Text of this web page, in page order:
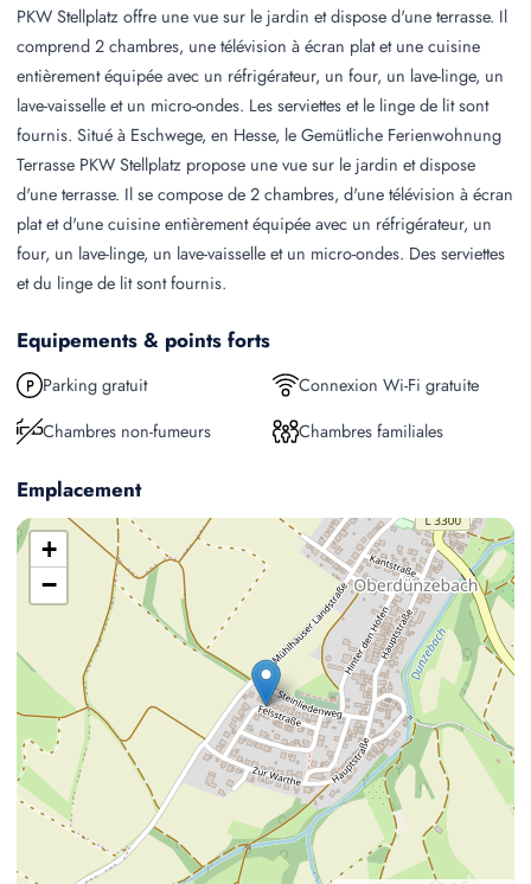
PKW Stellplatz offre une vue sur le jardin et dispose d'une terrasse. Il
comprend 2 chambres, une télévision à écran plat et une cuisine
entièrement équipée avec un réfrigérateur, un four, un lave-linge, un
lave-vaisselle et un micro-ondes. Les serviettes et le linge de lit sont
fournis. Situé à Eschwege, en Hesse, le Gemütliche Ferienwohnung
Terrasse PKW Stellplatz propose une vue sur le jardin et dispose
d'une terrasse. Il se compose de 2 chambres, d'une télévision à écran
plat et d'une cuisine entièrement équipée avec un réfrigérateur, un
four, un lave-linge, un lave-vaisselle et un micro-ondes. Des serviettes
et du linge de lit sont fournis.
Equipements & points forts
Parking gratuit
Connexion Wi-Fi gratuite
Chambres non-fumeurs
Chambres familiales
Emplacement
+
−